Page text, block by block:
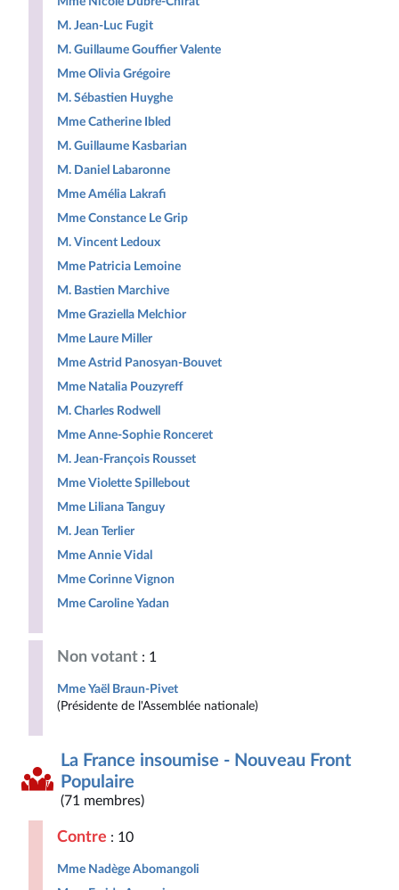
M. Jean-Luc Fugit
M. Guillaume Gouffier Valente
Mme Olivia Grégoire
M. Sébastien Huyghe
Mme Catherine Ibled
M. Guillaume Kasbarian
M. Daniel Labaronne
Mme Amélia Lakrafi
Mme Constance Le Grip
M. Vincent Ledoux
Mme Patricia Lemoine
M. Bastien Marchive
Mme Graziella Melchior
Mme Laure Miller
Mme Astrid Panosyan-Bouvet
Mme Natalia Pouzyreff
M. Charles Rodwell
Mme Anne-Sophie Ronceret
M. Jean-François Rousset
Mme Violette Spillebout
Mme Liliana Tanguy
M. Jean Terlier
Mme Annie Vidal
Mme Corinne Vignon
Mme Caroline Yadan
Non votant : 1
Mme Yaël Braun-Pivet
(Présidente de l'Assemblée nationale)
La France insoumise - Nouveau Front
Populaire
(71 membres)
Contre : 10
Mme Nadège Abomangoli